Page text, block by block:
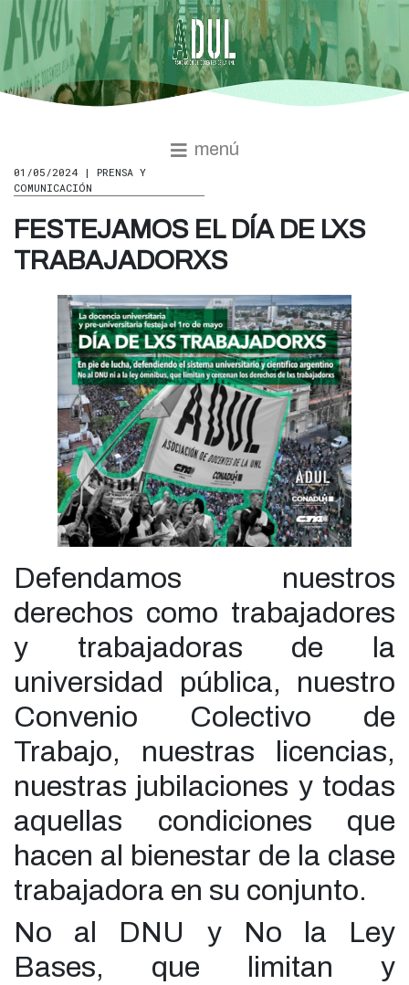
menú
01/05/2024 | PRENSA Y
COMUNICACIÓN
FESTEJAMOS EL DÍA DE LXS
TRABAJADORXS
Defendamos nuestros
derechos como trabajadores
y trabajadoras de la
universidad pública, nuestro
Convenio Colectivo de
Trabajo, nuestras licencias,
nuestras jubilaciones y todas
aquellas condiciones que
hacen al bienestar de la clase
trabajadora en su conjunto.
No al DNU y No la Ley
Bases, que limitan y